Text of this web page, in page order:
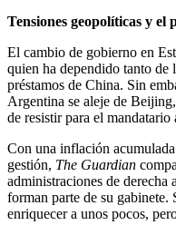
Tensiones geopolíticas y el
El cambio de gobierno en
quien ha dependido tanto de
préstamos de China. Sin
Argentina se aleje de
de resistir para el mandatario
Con una inflación
gestión, The Guardian
administraciones de derecha
forman parte de su gabinete.
enriquecer a unos pocos,